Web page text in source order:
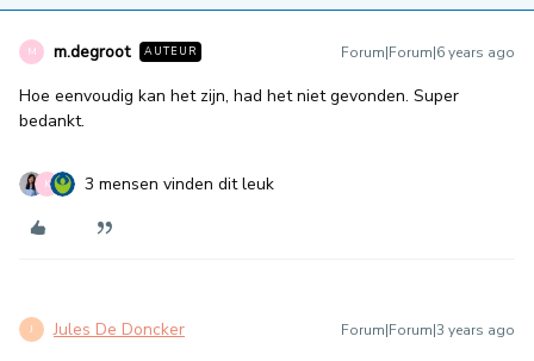
M m.degroot AUTEUR Forum|Forum|6 years ago
Hoe eenvoudig kan het zijn, had het niet gevonden. Super
bedankt.
K 3 mensen vinden dit leuk
J Jules De Doncker Forum|Forum|3 years ago